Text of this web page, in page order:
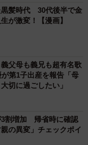
黒髪時代 30代後半で金
が激変！【漫画】
父母も義兄も超有名歌
第1子出産を報告「母
切に過ごしたい」
3割増加 帰省時に確認
の異変」チェックポイ